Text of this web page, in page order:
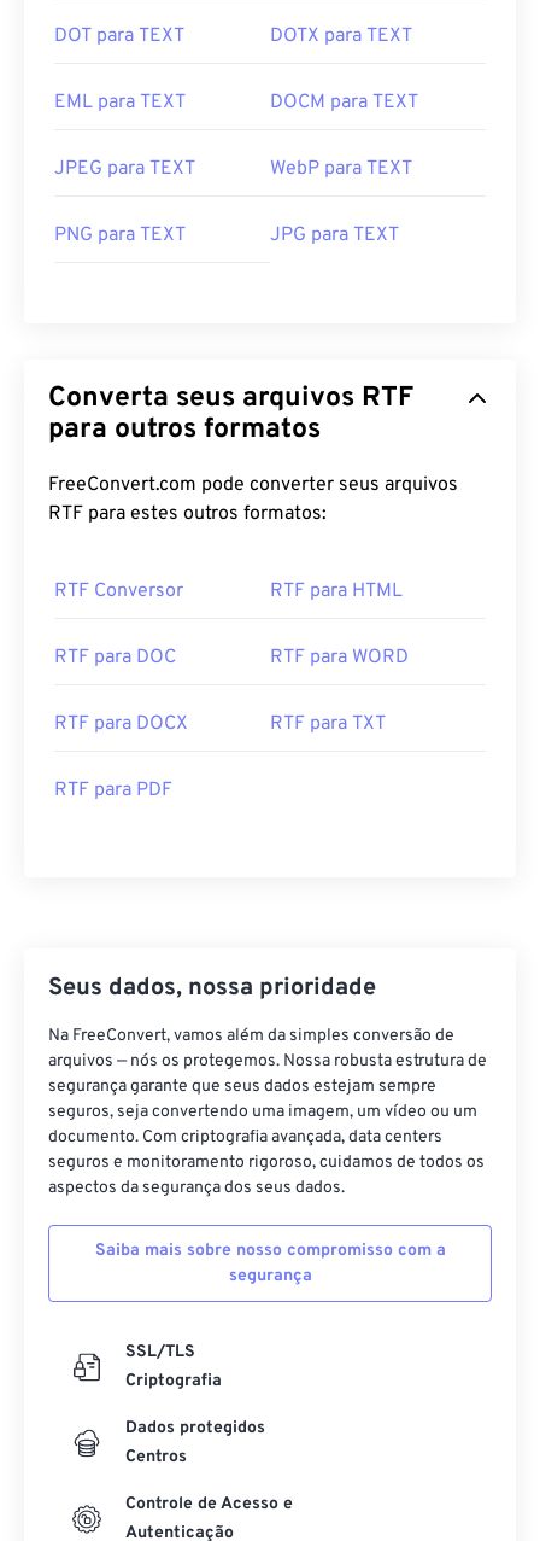
DOT para TEXT DOTX para TEXT
EML para TEXT DOCM para TEXT
JPEG para TEXT WebP para TEXT
PNG para TEXT JPG para TEXT
Converta seus arquivos RTF
para outros formatos
FreeConvert.com pode converter seus arquivos
RTF para estes outros formatos:
RTF Conversor RTF para HTML
RTF para DOC RTF para WORD
RTF para DOCX RTF para TXT
RTF para PDF
Seus dados, nossa prioridade
Na FreeConvert, vamos além da simples conversão de
arquivos — nós os protegemos. Nossa robusta estrutura de
segurança garante que seus dados estejam sempre
seguros, seja convertendo uma imagem, um vídeo ou um
documento. Com criptografia avançada, data centers
seguros e monitoramento rigoroso, cuidamos de todos os
aspectos da segurança dos seus dados.
Saiba mais sobre nosso compromisso com a
segurança
SSL/TLS
Criptografia
Dados protegidos
Centros
Controle de Acesso e
Autenticação